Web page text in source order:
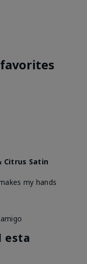
Citrus Satin
my hands
esta